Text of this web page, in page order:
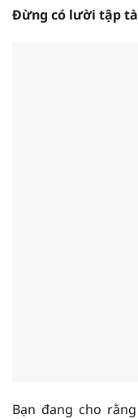
Đừng có lười tập
Bạn đang cho